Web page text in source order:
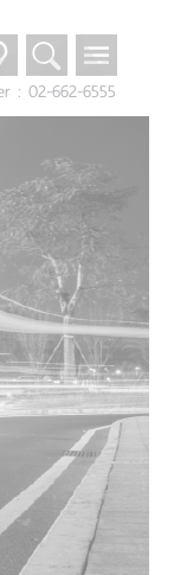
ม
Policy
มเป็นส่วนตัว
: 02-662-6555